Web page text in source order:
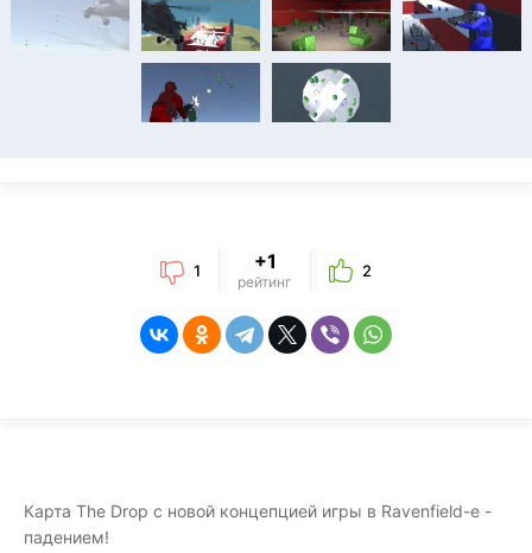
1 +1
рейтинг
2
Карта The Drop с новой концепцией игры в Ravenfield-е -
падением!